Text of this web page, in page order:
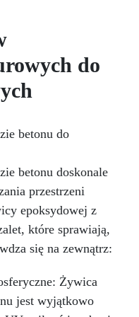
materiałów. Może
rodzajach
metal, plastik i
200 S
doskonale
na której można
w formie
i precyzyjne
Pojemność
200 S
dla każdego
z żywicami
i akrylowymi.
do
betonu do
betonu doskonale
przestrzeni
epoksydowej z
które sprawiają,
się na zewnątrz:
Żywica
jest wyjątkowo